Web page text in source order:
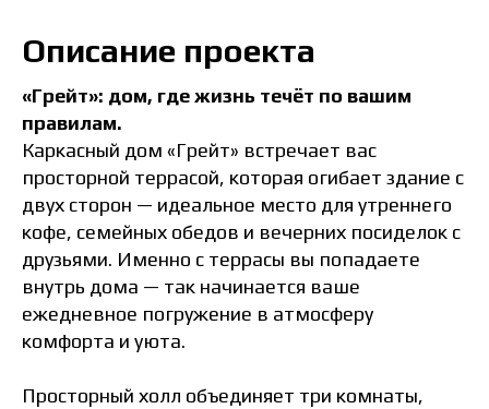
Описание проекта
«Грейт»: дом, где жизнь течёт по вашим
правилам.
Каркасный дом «Грейт» встречает вас
просторной террасой, которая огибает здание с
двух сторон — идеальное место для утреннего
кофе, семейных обедов и вечерних посиделок с
друзьями. Именно с террасы вы попадаете
внутрь дома — так начинается ваше
ежедневное погружение в атмосферу
комфорта и уюта.
Просторный холл объединяет три комнаты,